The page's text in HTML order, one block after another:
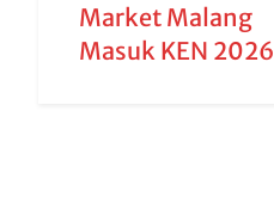
Market Malang
Masuk KEN 2026